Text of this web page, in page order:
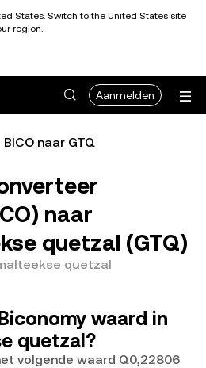
States. Switch to the United States site
region.
Aanmelden
BICO naar GTQ
naar
quetzal (GTQ)
quetzal
waard in
quetzal?
volgende waard Q0,22806